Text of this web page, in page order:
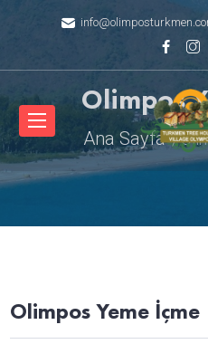
Olimpos
Ana Sayfa
Olimpos Yeme İçme